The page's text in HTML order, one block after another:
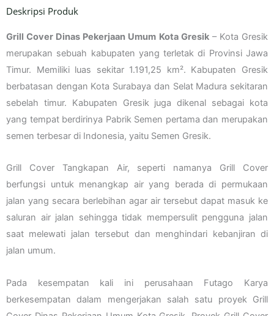
Deskripsi Produk
Grill Cover Dinas Pekerjaan Umum Kota Gresik– Kota Gresik
merupakan sebuah kabupaten yang terletak di Provinsi Jawa
Timur. Memiliki luas sekitar 1.191,25 km². Kabupaten Gresik
berbatasan dengan Kota Surabaya dan Selat Madura sekitaran
sebelah timur. Kabupaten Gresik juga dikenal sebagai kota
yang tempat berdirinya Pabrik Semen pertama dan merupakan
semen terbesar di Indonesia, yaitu Semen Gresik.
Grill Cover Tangkapan Air, seperti namanya Grill Cover
berfungsi untuk menangkap air yang berada di permukaan
jalan yang secara berlebihan agar air tersebut dapat masuk ke
saluran air jalan sehingga tidak mempersulit pengguna jalan
saat melewati jalan tersebut dan menghindari kebanjiran di
jalan umum.
Pada kesempatan kali ini perusahaan Futago Karya
berkesempatan dalam mengerjakan salah satu proyek Grill